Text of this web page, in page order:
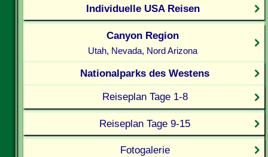
Individuelle USA Reisen
Canyon Region
Utah, Nevada, Nord Arizona
Nationalparks des Westens
Reiseplan Tage 1-8
Reiseplan Tage 9-15
Fotogalerie